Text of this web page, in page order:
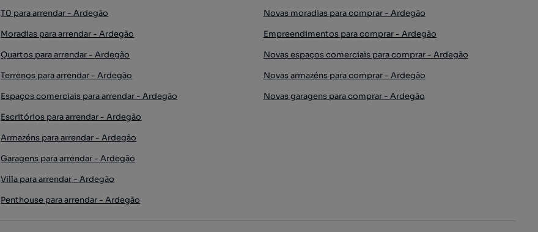
T0 para arrendar - Ardegão
Moradias para arrendar - Ardegão
Quartos para arrendar - Ardegão
Terrenos para arrendar - Ardegão
Espaços comerciais para arrendar - Ardegão
Escritórios para arrendar - Ardegão
Armazéns para arrendar - Ardegão
Garagens para arrendar - Ardegão
Villa para arrendar - Ardegão
Penthouse para arrendar - Ardegão
Novas moradias para comprar - Ardegão
Empreendimentos para comprar - Ardegão
Novas espaços comerciais para comprar - Ardegão
Novas armazéns para comprar - Ardegão
Novas garagens para comprar - Ardegão